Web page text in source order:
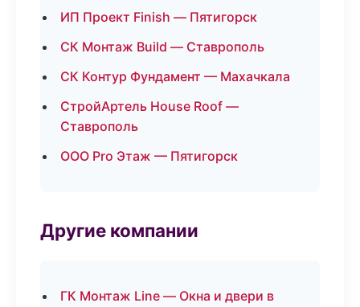
ИП Проект Finish — Пятигорск
СК Монтаж Build — Ставрополь
СК Контур Фундамент — Махачкала
СтройАртель House Roof —
Ставрополь
ООО Pro Этаж — Пятигорск
Другие компании
ГК Монтаж Line — Окна и двери в